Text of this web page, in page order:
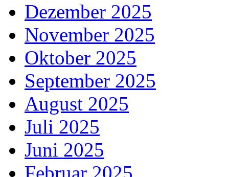
Dezember 2025
November 2025
Oktober 2025
September 2025
August 2025
Juli 2025
Juni 2025